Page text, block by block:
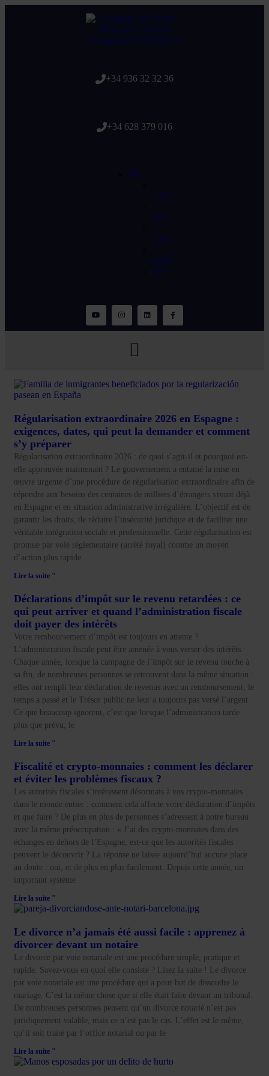
+34 936 32 32 36
+34 628 379 016
FR
CAT
EN
GER
POR
ES
Régularisation extraordinaire 2026 en Espagne :
exigences, dates, qui peut la demander et comment
s’y préparer
Régularisation extraordinaire 2026 : de quoi s’agit-il et pourquoi est-
elle approuvée maintenant ? Le gouvernement a entamé la mise en
œuvre urgente d’une procédure de régularisation extraordinaire afin de
répondre aux besoins des centaines de milliers d’étrangers vivant déjà
en Espagne et en situation administrative irrégulière. L’objectif est de
garantir les droits, de réduire l’insécurité juridique et de faciliter une
véritable intégration sociale et professionnelle. Cette régularisation est
promue par voie réglementaire (arrêté royal) comme un moyen
d’action plus rapide
Lire la suite "
Déclarations d’impôt sur le revenu retardées : ce
qui peut arriver et quand l’administration fiscale
doit payer des intérêts
Votre remboursement d’impôt est toujours en attente ?
L’administration fiscale peut être amenée à vous verser des intérêts
Chaque année, lorsque la campagne de l’impôt sur le revenu touche à
sa fin, de nombreuses personnes se retrouvent dans la même situation :
elles ont rempli leur déclaration de revenus avec un remboursement, le
temps a passé et le Trésor public ne leur a toujours pas versé l’argent.
Ce que beaucoup ignorent, c’est que lorsque l’administration tarde
plus que prévu, le
Lire la suite "
Fiscalité et crypto-monnaies : comment les déclarer
et éviter les problèmes fiscaux ?
Les autorités fiscales s’intéressent désormais à vos crypto-monnaies
dans le monde entier : comment cela affecte votre déclaration d’impôts
et que faire ? De plus en plus de personnes s’adressent à notre bureau
avec la même préoccupation : « J’ai des crypto-monnaies dans des
échanges en dehors de l’Espagne, est-ce que les autorités fiscales
peuvent le découvrir ? La réponse ne laisse aujourd’hui aucune place
au doute : oui, et de plus en plus facilement. Depuis cette année, un
important système
Lire la suite "
Le divorce n’a jamais été aussi facile : apprenez à
divorcer devant un notaire
Le divorce par voie notariale est une procédure simple, pratique et
rapide. Savez-vous en quoi elle consiste ? Lisez la suite ! Le divorce
par voie notariale est une procédure qui a pour but de dissoudre le
mariage. C’est la même chose que si elle était faite devant un tribunal.
De nombreuses personnes pensent qu’un divorce notarié n’est pas
juridiquement valable, mais ce n’est pas le cas. L’effet est le même,
qu’il soit traité par l’office notarial ou par le
Lire la suite "